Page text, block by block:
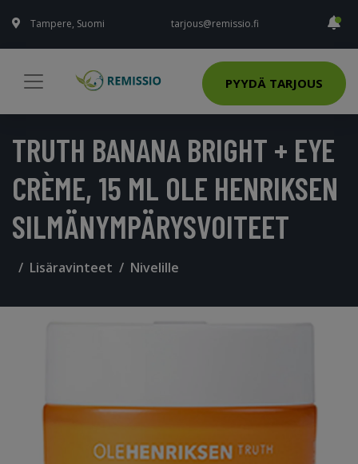
Tampere, Suomi tarjous@remissio.fi
PYYDÄ TARJOUS
TRUTH BANANA BRIGHT + EYE
CRÈME, 15 ML OLE HENRIKSEN
SILMÄNYMPÄRYSVOITEET
Lisäravinteet Nivelille